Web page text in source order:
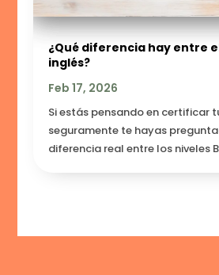
¿Qué diferencia hay entre el
inglés?
Feb 17, 2026
Si estás pensando en certificar
seguramente te hayas
diferencia real entre los niveles